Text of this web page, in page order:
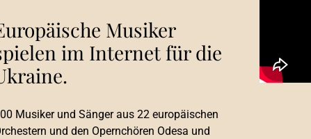
Musiker
im Internet für die
Musiker und Sänger aus 22 europäischen
und den Opernchören Odesa und